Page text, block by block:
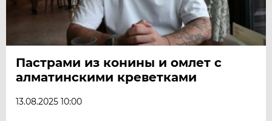
Пастрами из конины и омлет с
алматинскими креветками
13.08.2025 10:00